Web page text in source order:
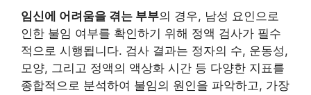
임신에 어려움을 겪는 부부의 경우, 남성 요인으로
인한 불임 여부를 확인하기 위해 정액 검사가 필수
적으로 시행됩니다. 검사 결과는 정자의 수, 운동성,
모양, 그리고 정액의 액상화 시간 등 다양한 지표를
종합적으로 분석하여 불임의 원인을 파악하고, 가장